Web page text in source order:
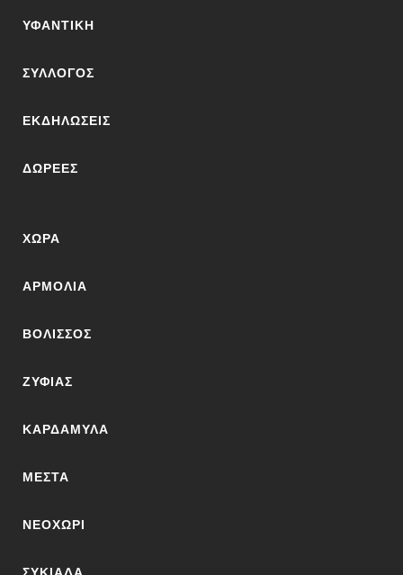
ΥΦΑΝΤΙΚΉ
ΣΎΛΛΟΓΟΣ
ΕΚΔΗΛΏΣΕΙΣ
ΔΩΡΕΈΣ
ΧΏΡΑ
ΑΡΜΌΛΙΑ
ΒΟΛΙΣΣΌΣ
ΖΥΦΙΆΣ
ΚΑΡΔΆΜΥΛΑ
ΜΕΣΤΆ
ΝΕΟΧΏΡΙ
ΣΥΚΙΆΔΑ